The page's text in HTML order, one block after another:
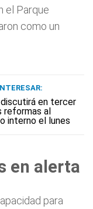
el Parque
como un
en tercer
reformas al
interno el lunes
en alerta
para